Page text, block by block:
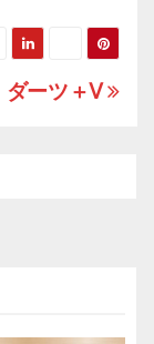
ダーツ＋V